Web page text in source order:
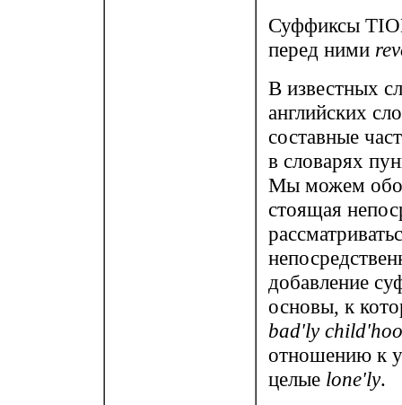
Суффиксы
перед ними
В известных
английских
составные
в словарях
Мы можем
стоящая
добавление
основы, к
bad'ly
отношению к
целые lone'ly.